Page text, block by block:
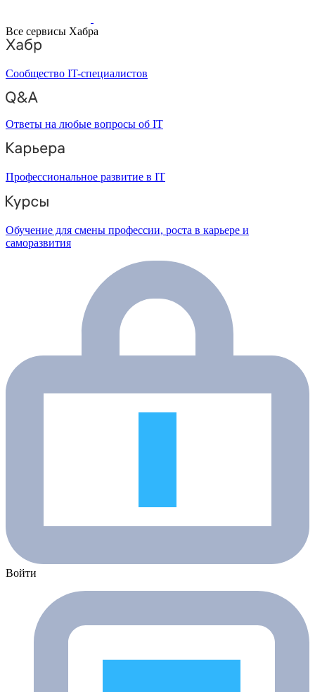
Все сервисы Хабра
Сообщество IT-специалистов
Ответы на любые вопросы об IT
Профессиональное развитие в IT
Обучение для смены профессии, роста в карьере и
саморазвития
Войти